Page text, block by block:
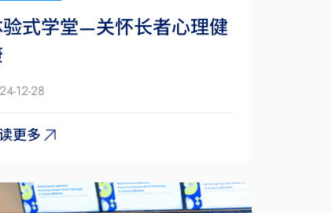
式学堂—关怀长者心理健
12-28
更多